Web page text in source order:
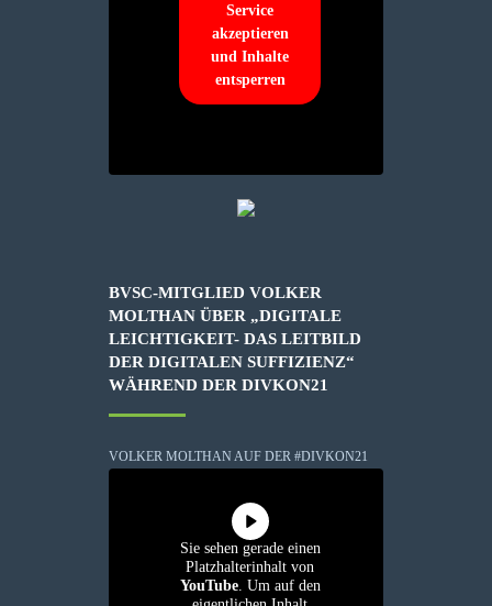
Service
akzeptieren
und Inhalte
entsperren
BVSC-MITGLIED VOLKER
MOLTHAN ÜBER „DIGITALE
LEICHTIGKEIT- DAS LEITBILD
DER DIGITALEN SUFFIZIENZ“
WÄHREND DER DIVKON21
VOLKER MOLTHAN AUF DER #DIVKON21
Sie sehen gerade einen
Platzhalterinhalt von
YouTube. Um auf den